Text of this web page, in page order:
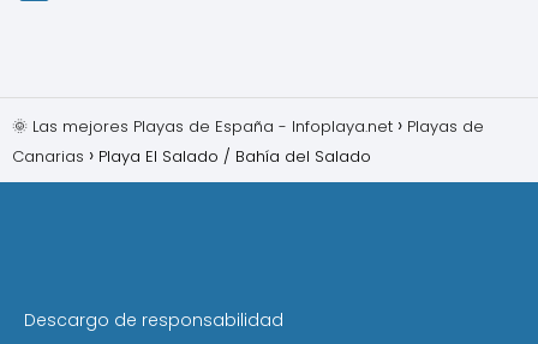
🌞 Las mejores Playas de España - Infoplaya.net
Playas de
Canarias
Playa El Salado / Bahía del Salado
Descargo de responsabilidad